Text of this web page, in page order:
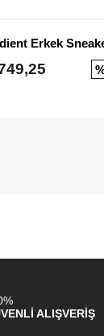
Erkek
ALIŞVERİŞ